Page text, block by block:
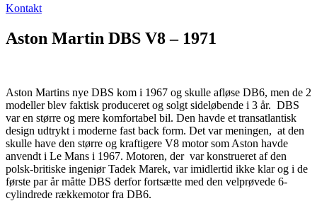
Kontakt
Aston Martin DBS V8 – 1971
Aston Martins nye DBS kom i 1967 og skulle afløse DB6, men de 2
modeller blev faktisk produceret og solgt sideløbende i 3 år. DBS
var en større og mere komfortabel bil. Den havde et transatlantisk
design udtrykt i moderne fast back form. Det var meningen, at den
skulle have den større og kraftigere V8 motor som Aston havde
anvendt i Le Mans i 1967. Motoren, der var konstrueret af den
polsk-britiske ingeniør Tadek Marek, var imidlertid ikke klar og i de
første par år måtte DBS derfor fortsætte med den velprøvede 6-
cylindrede rækkemotor fra DB6.